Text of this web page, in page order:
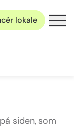
lokale
siden, som